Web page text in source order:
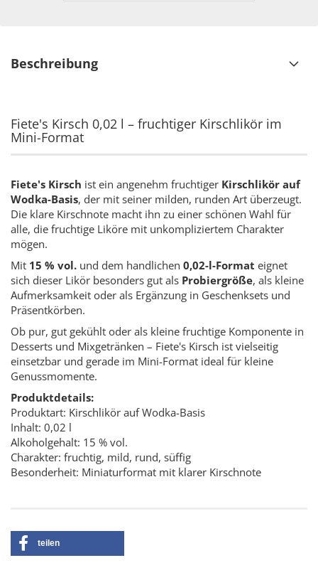
Beschreibung
Fiete's Kirsch 0,02 l – fruchtiger Kirschlikör im
Mini-Format
Fiete's Kirsch ist ein angenehm fruchtiger Kirschlikör auf
Wodka-Basis, der mit seiner milden, runden Art überzeugt.
Die klare Kirschnote macht ihn zu einer schönen Wahl für
alle, die fruchtige Liköre mit unkompliziertem Charakter
mögen.
Mit 15 % vol. und dem handlichen 0,02-l-Format eignet
sich dieser Likör besonders gut als Probiergröße, als kleine
Aufmerksamkeit oder als Ergänzung in Geschenksets und
Präsentkörben.
Ob pur, gut gekühlt oder als kleine fruchtige Komponente in
Desserts und Mixgetränken – Fiete's Kirsch ist vielseitig
einsetzbar und gerade im Mini-Format ideal für kleine
Genussmomente.
Produktdetails:
Produktart: Kirschlikör auf Wodka-Basis
Inhalt: 0,02 l
Alkoholgehalt: 15 % vol.
Charakter: fruchtig, mild, rund, süffig
Besonderheit: Miniaturformat mit klarer Kirschnote
teilen